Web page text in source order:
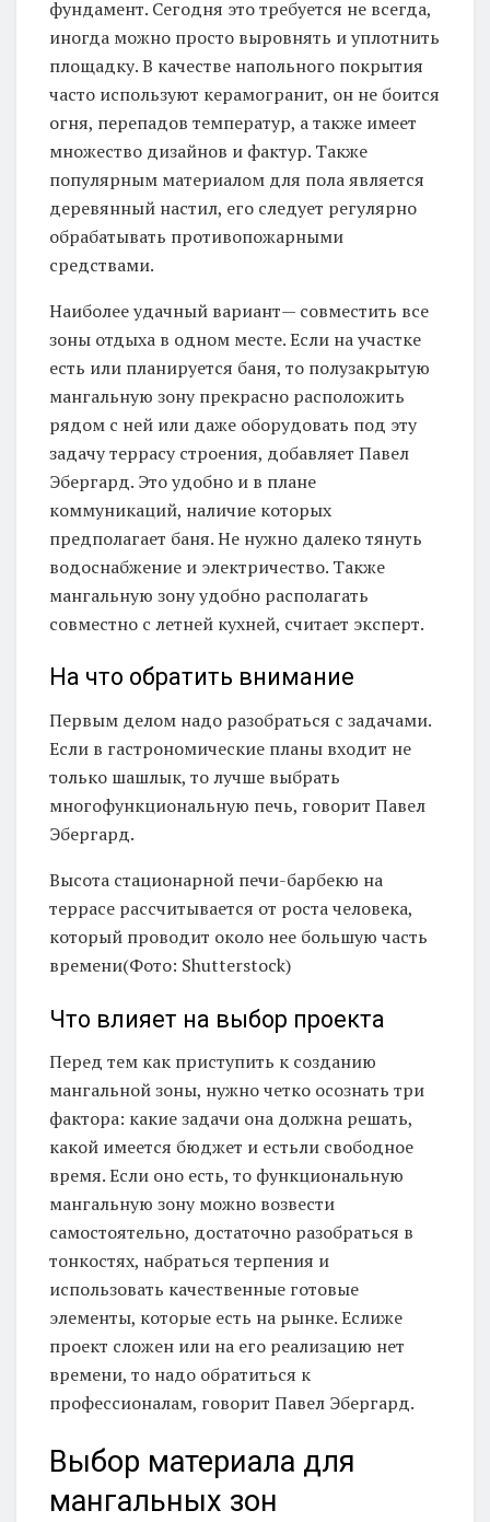
фундамент. Сегодня это требуется не всегда,
иногда можно просто выровнять и уплотнить
площадку. В качестве напольного покрытия
часто используют керамогранит, он не боится
огня, перепадов температур, а также имеет
множество дизайнов и фактур. Также
популярным материалом для пола является
деревянный настил, его следует регулярно
обрабатывать противопожарными
средствами.
Наиболее удачный вариант— совместить все
зоны отдыха в одном месте. Если на участке
есть или планируется баня, то полузакрытую
мангальную зону прекрасно расположить
рядом с ней или даже оборудовать под эту
задачу террасу строения, добавляет Павел
Эбергард. Это удобно и в плане
коммуникаций, наличие которых
предполагает баня. Не нужно далеко тянуть
водоснабжение и электричество. Также
мангальную зону удобно располагать
совместно с летней кухней, считает эксперт.
На что обратить внимание
Первым делом надо разобраться с задачами.
Если в гастрономические планы входит не
только шашлык, то лучше выбрать
многофункциональную печь, говорит Павел
Эбергард.
Высота стационарной печи-барбекю на
террасе рассчитывается от роста человека,
который проводит около нее большую часть
времени(Фото: Shutterstock)
Что влияет на выбор проекта
Перед тем как приступить к созданию
мангальной зоны, нужно четко осознать три
фактора: какие задачи она должна решать,
какой имеется бюджет и естьли свободное
время. Если оно есть, то функциональную
мангальную зону можно возвести
самостоятельно, достаточно разобраться в
тонкостях, набраться терпения и
использовать качественные готовые
элементы, которые есть на рынке. Еслиже
проект сложен или на его реализацию нет
времени, то надо обратиться к
профессионалам, говорит Павел Эбергард.
Выбор материала для
мангальных зон